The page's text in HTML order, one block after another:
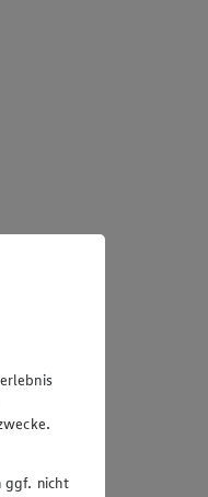
ggf. nicht